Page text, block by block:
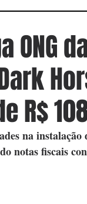
R$
na instalação
notas fiscais